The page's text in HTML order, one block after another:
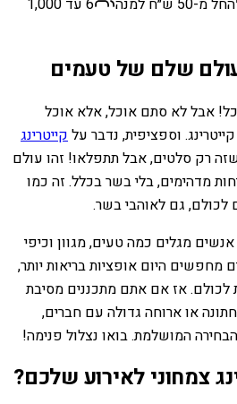
החל מ-50 ש״ח למנה
6 עד 1,000
עולם שלם של טעמים
אבל לא סתם אוכל, אלא אוכל
וספציפית, נדבר על קייטרינג
רק סלטים, אבל תתפלאו! זהו עולם
מדהימים, בלי בשר בכלל. זה כמו
גם לאוהבי בשר.
אנשים מגלים כמה טעים, מגוון וכיפי
מחפשים היום אופציות בריאות יותר,
לכולם. אז אם אתם מתכננים מסיבת
או ארוחה גדולה עם חברים,
הבחירה המושלמת. בואו נצלול פנימה!
צמחוני לאירוע שלכם?